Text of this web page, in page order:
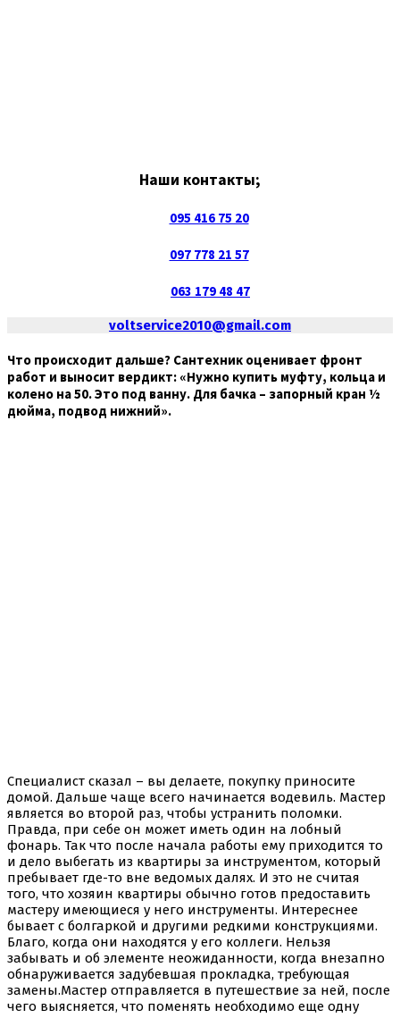
Наши контакты;
095 416 75 20
097 778 21 57
063 179 48 47
voltservice2010@gmail.com
Что происходит дальше? Сантехник оценивает фронт
работ и выносит вердикт: «Нужно купить муфту, кольца и
колено на 50. Это под ванну. Для бачка – запорный кран ½
дюйма, подвод нижний».
Специалист сказал – вы делаете, покупку приносите
домой. Дальше чаще всего начинается водевиль. Мастер
является во второй раз, чтобы устранить поломки.
Правда, при себе он может иметь один на лобный
фонарь. Так что после начала работы ему приходится то
и дело выбегать из квартиры за инструментом, который
пребывает где-то вне ведомых далях. И это не считая
того, что хозяин квартиры обычно готов предоставить
мастеру имеющиеся у него инструменты. Интереснее
бывает с болгаркой и другими редкими конструкциями.
Благо, когда они находятся у его коллеги. Нельзя
забывать и об элементе неожиданности, когда внезапно
обнаруживается задубевшая прокладка, требующая
замены.Мастер отправляется в путешествие за ней, после
чего выясняется, что поменять необходимо еще одну